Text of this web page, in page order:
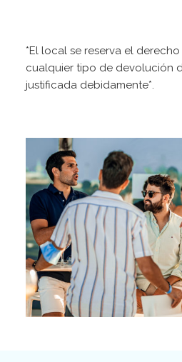
*El local se reserva el
cualquier tipo de devolución
justificada debidamente*.